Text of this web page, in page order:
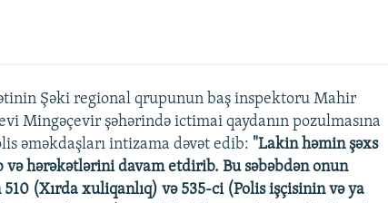
Şəki regional qrupunun baş inspektoru Mahir
Mingəçevir şəhərində ictimai qaydanın pozulmasına
əməkdaşları intizama dəvət edib: "Lakin həmin şəxs
və hərəkətlərini davam etdirib. Bu səbəbdən onun
(Xırda xuliqanlıq) və 535-ci (Polis işçisinin və ya